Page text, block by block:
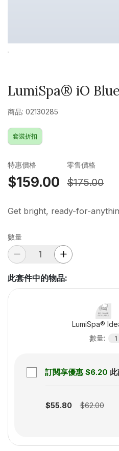
LumiSpa® iO
商品: 02130285
套裝折扣
特惠價格
$159.00
零售價格
$175.00
Get bright, ready-for-
數量
此套件中的物品:
LumiSpa®
數量: 1
訂閱享優惠 $6.20
$55.80 $62.00